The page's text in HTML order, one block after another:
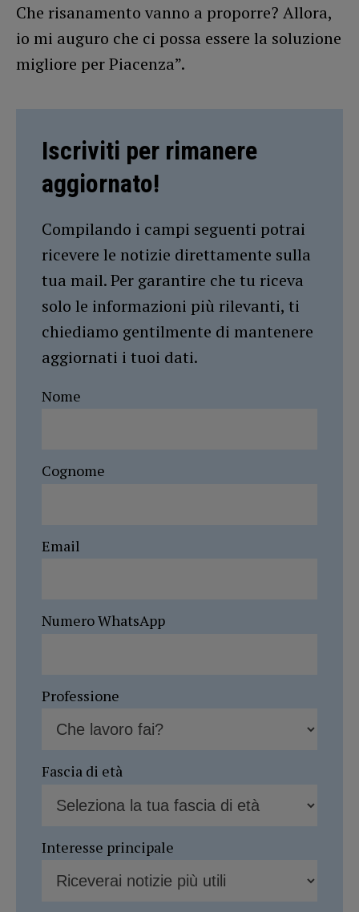
Che risanamento vanno a proporre? Allora,
io mi auguro che ci possa essere la soluzione
migliore per Piacenza”.
Iscriviti per rimanere
aggiornato!
Compilando i campi seguenti potrai
ricevere le notizie direttamente sulla
tua mail. Per garantire che tu riceva
solo le informazioni più rilevanti, ti
chiediamo gentilmente di mantenere
aggiornati i tuoi dati.
Nome
Cognome
Email
Numero WhatsApp
Professione
Fascia di età
Interesse principale